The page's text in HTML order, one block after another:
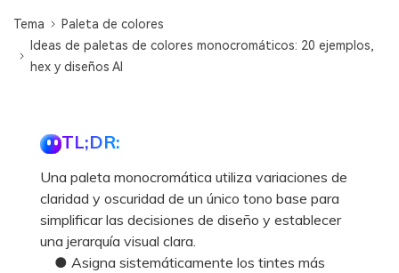
Tema
Paleta de colores
Ideas de paletas de colores monocromáticos: 20 ejemplos,
hex y diseños AI
TL;DR:
Una paleta monocromática utiliza variaciones de
claridad y oscuridad de un único tono base para
simplificar las decisiones de diseño y establecer
una jerarquía visual clara.
● Asigna sistemáticamente los tintes más